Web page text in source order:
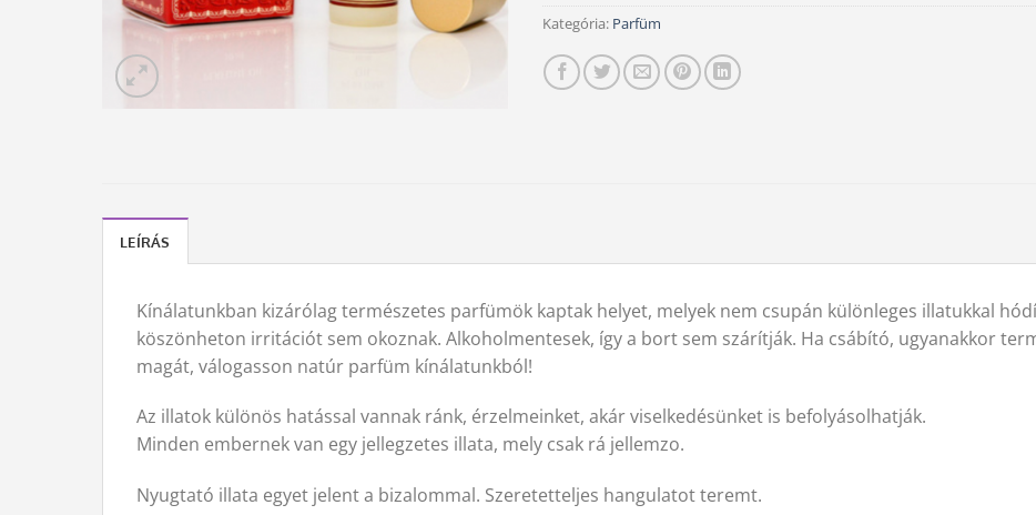
Kategória: Parfüm
LEÍRÁS
Kínálatunkban kizárólag természetes parfümök kaptak helyet, melyek nem csupán különleges illatukkal
köszönheton irritációt sem okoznak. Alkoholmentesek, így a bort sem szárítják. Ha csábító, ugyanakkor
magát, válogasson natúr parfüm kínálatunkból!
Az illatok különös hatással vannak ránk, érzelmeinket, akár viselkedésünket is befolyásolhatják.
Minden embernek van egy jellegzetes illata, mely csak rá jellemzo.
Nyugtató illata egyet jelent a bizalommal. Szeretetteljes hangulatot teremt.